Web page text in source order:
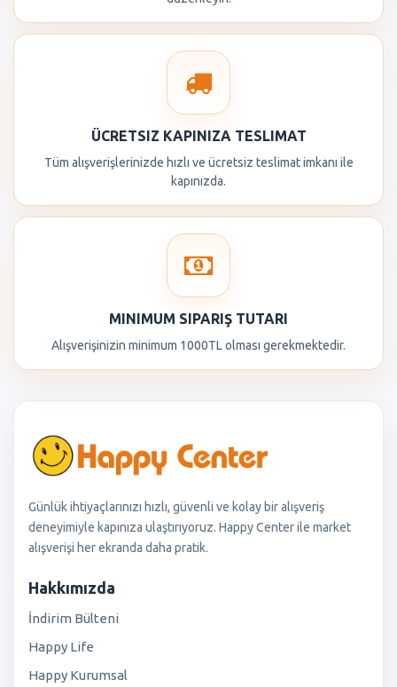
ÜCRETSIZ KAPINIZA TESLIMAT
Tüm alışverişlerinizde hızlı ve ücretsiz teslimat imkanı ile
kapınızda.
MINIMUM SIPARIŞ TUTARI
Alışverişinizin minimum 1000TL olması gerekmektedir.
Günlük ihtiyaçlarınızı hızlı, güvenli ve kolay bir alışveriş
deneyimiyle kapınıza ulaştırıyoruz. Happy Center ile market
alışverişi her ekranda daha pratik.
Hakkımızda
İndirim Bülteni
Happy Life
Happy Kurumsal